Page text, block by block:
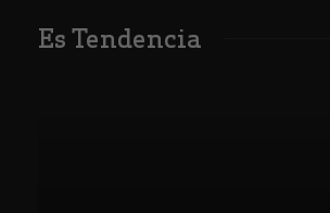
Es Tendencia